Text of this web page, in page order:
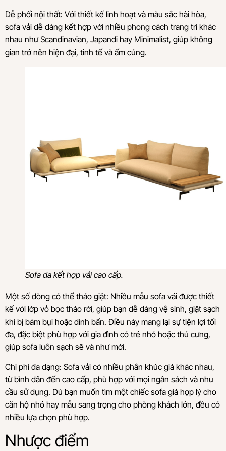
Dễ phối nội thất: Với thiết kế linh hoạt và màu sắc hài hòa,
sofa vải dễ dàng kết hợp với nhiều phong cách trang trí khác
nhau như Scandinavian, Japandi hay Minimalist, giúp không
gian trở nên hiện đại, tinh tế và ấm cúng.
Sofa da kết hợp vải cao cấp.
Một số dòng có thể tháo giặt: Nhiều mẫu sofa vải được thiết
kế với lớp vỏ bọc tháo rời, giúp bạn dễ dàng vệ sinh, giặt sạch
khi bị bám bụi hoặc dính bẩn. Điều này mang lại sự tiện lợi tối
đa, đặc biệt phù hợp với gia đình có trẻ nhỏ hoặc thú cưng,
giúp sofa luôn sạch sẽ và như mới.
Chi phí đa dạng: Sofa vải có nhiều phân khúc giá khác nhau,
từ bình dân đến cao cấp, phù hợp với mọi ngân sách và nhu
cầu sử dụng. Dù bạn muốn tìm một chiếc sofa giá hợp lý cho
căn hộ nhỏ hay mẫu sang trọng cho phòng khách lớn, đều có
nhiều lựa chọn phù hợp.
Nhược điểm